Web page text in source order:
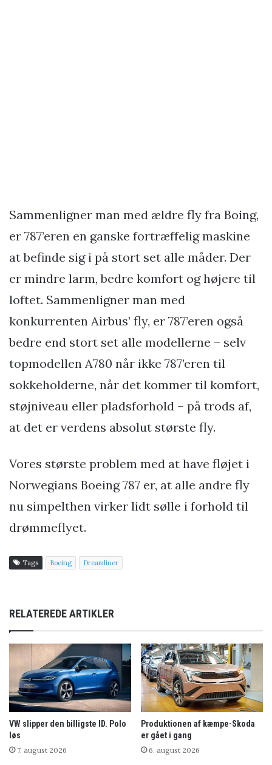
Sammenligner man med ældre fly fra Boing,
er 787’eren en ganske fortræffelig maskine
at befinde sig i på stort set alle måder. Der
er mindre larm, bedre komfort og højere til
loftet. Sammenligner man med
konkurrenten Airbus’ fly, er 787’eren også
bedre end stort set alle modellerne – selv
topmodellen A780 når ikke 787’eren til
sokkeholderne, når det kommer til komfort,
støjniveau eller pladsforhold – på trods af,
at det er verdens absolut største fly.
Vores største problem med at have fløjet i
Norwegians Boeing 787 er, at alle andre fly
nu simpelthen virker lidt sølle i forhold til
drømmeflyet.
Tags Boeing Dreamliner
RELATEREDE ARTIKLER
VW slipper den billigste ID. Polo
løs
7. august 2026
Produktionen af kæmpe-Skoda
er gået i gang
6. august 2026